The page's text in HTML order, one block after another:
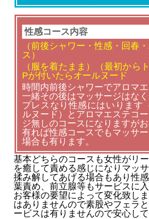
性感コース内容
（前後シャワー・性感・回春
ス）
（服を着たまま）（最初から
Pが付いたらオールヌード
時間内前後シャワーでアロマ
一緒その後はマッサージはな
プレスなり性感にはいります
ルヌード）とアロマエステコ
ジ無しのコースになりますが
有れば性感コースでもマッサ
場合も有ります。
基本どちらのコースも女性がリ
を癒して責める感じになりマッ
揉み解してあげる場合もあり性
葉責め、前立腺等もサービスに
お客様の要望によって変化致し
はありませんので素股やフェラ
ービスは有りませんので安心して